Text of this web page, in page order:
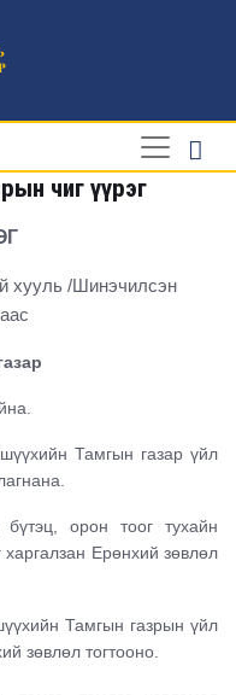
чиг үүрэг
хууль /Шинэчилсэн
Тамгын газар үйл
орон тоог тухайн
Ерөнхий зөвлөл
Тамгын газрын үйл
зөвлөл тогтооно.